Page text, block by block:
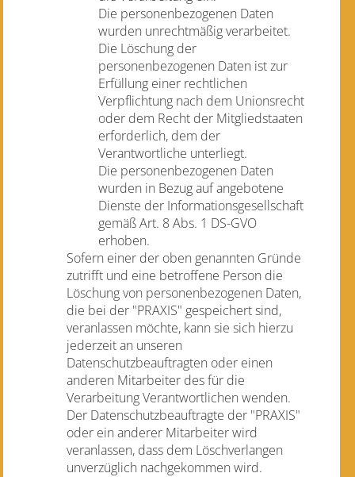
Die personenbezogenen Daten
wurden unrechtmäßig verarbeitet.
Die Löschung der
personenbezogenen Daten ist zur
Erfüllung einer rechtlichen
Verpflichtung nach dem Unionsrecht
oder dem Recht der Mitgliedstaaten
erforderlich, dem der
Verantwortliche unterliegt.
Die personenbezogenen Daten
wurden in Bezug auf angebotene
Dienste der Informationsgesellschaft
gemäß Art. 8 Abs. 1 DS-GVO
erhoben.
Sofern einer der oben genannten Gründe
zutrifft und eine betroffene Person die
Löschung von personenbezogenen Daten,
die bei der "PRAXIS" gespeichert sind,
veranlassen möchte, kann sie sich hierzu
jederzeit an unseren
Datenschutzbeauftragten oder einen
anderen Mitarbeiter des für die
Verarbeitung Verantwortlichen wenden.
Der Datenschutzbeauftragte der "PRAXIS"
oder ein anderer Mitarbeiter wird
veranlassen, dass dem Löschverlangen
unverzüglich nachgekommen wird.